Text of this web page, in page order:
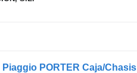
PORTER Caja/Chasis